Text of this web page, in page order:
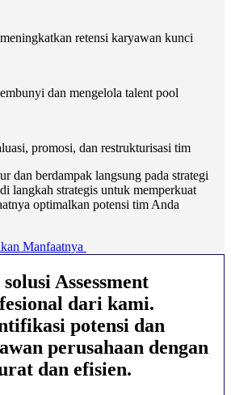
retensi karyawan kunci
dan mengelola talent pool
promosi, dan restrukturisasi tim
dan berdampak langsung pada strategi
langkah strategis untuk memperkuat
optimalkan potensi tim Anda
Manfaatnya
Assessment
dari kami.
potensi dan
perusahaan dengan
dan efisien.